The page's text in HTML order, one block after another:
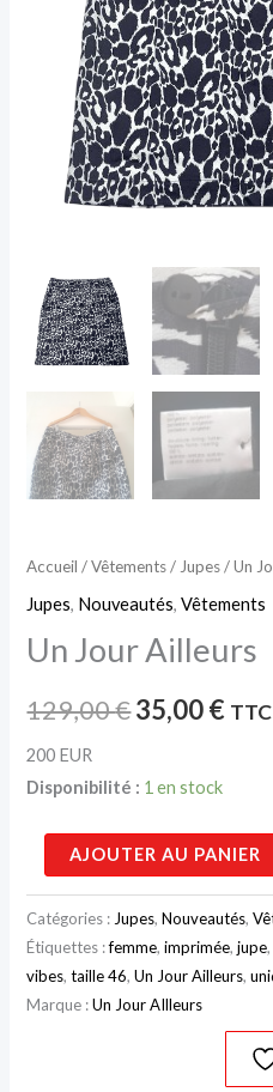
Accueil /Vêtements/ Jupes/ Un
Jupes, Nouveautés,Vêtements
Un Jour Ailleurs
129,00€35,00€ TTC
200 EUR
Disponibilité : 1 en stock
AJOUTER AU PANIER
Catégories : Jupes,Nouveautés,
Étiquettes :femme,imprimée,jupe
vibes,taille 46,Un Jour Ailleurs,
Marque :Un Jour AIlleurs